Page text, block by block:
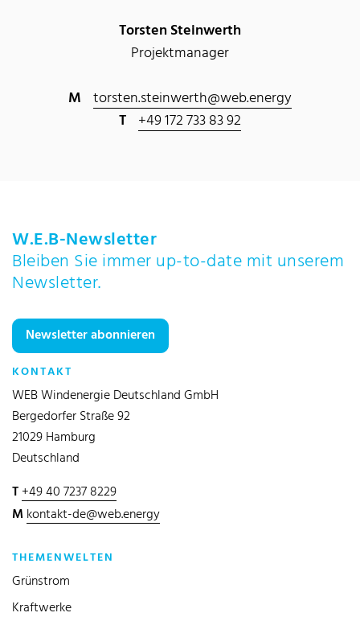
Torsten Steinwerth
Projektmanager
M torsten.steinwerth@web.energy
T +49 172 733 83 92
W.E.B-Newsletter
Bleiben Sie immer up-to-date mit unserem
Newsletter.
Newsletter abonnieren
KONTAKT
WEB Windenergie Deutschland GmbH
Bergedorfer Straße 92
21029 Hamburg
Deutschland
T+49 40 7237 8229
Mkontakt-de@web.energy
THEMENWELTEN
Grünstrom
Kraftwerke